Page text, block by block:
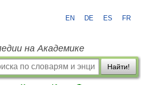
EN DE ES FR
на Академике
Найти!